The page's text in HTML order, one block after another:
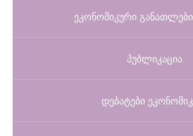
ეკონომიკური
პუბლიკაცია
დებატები